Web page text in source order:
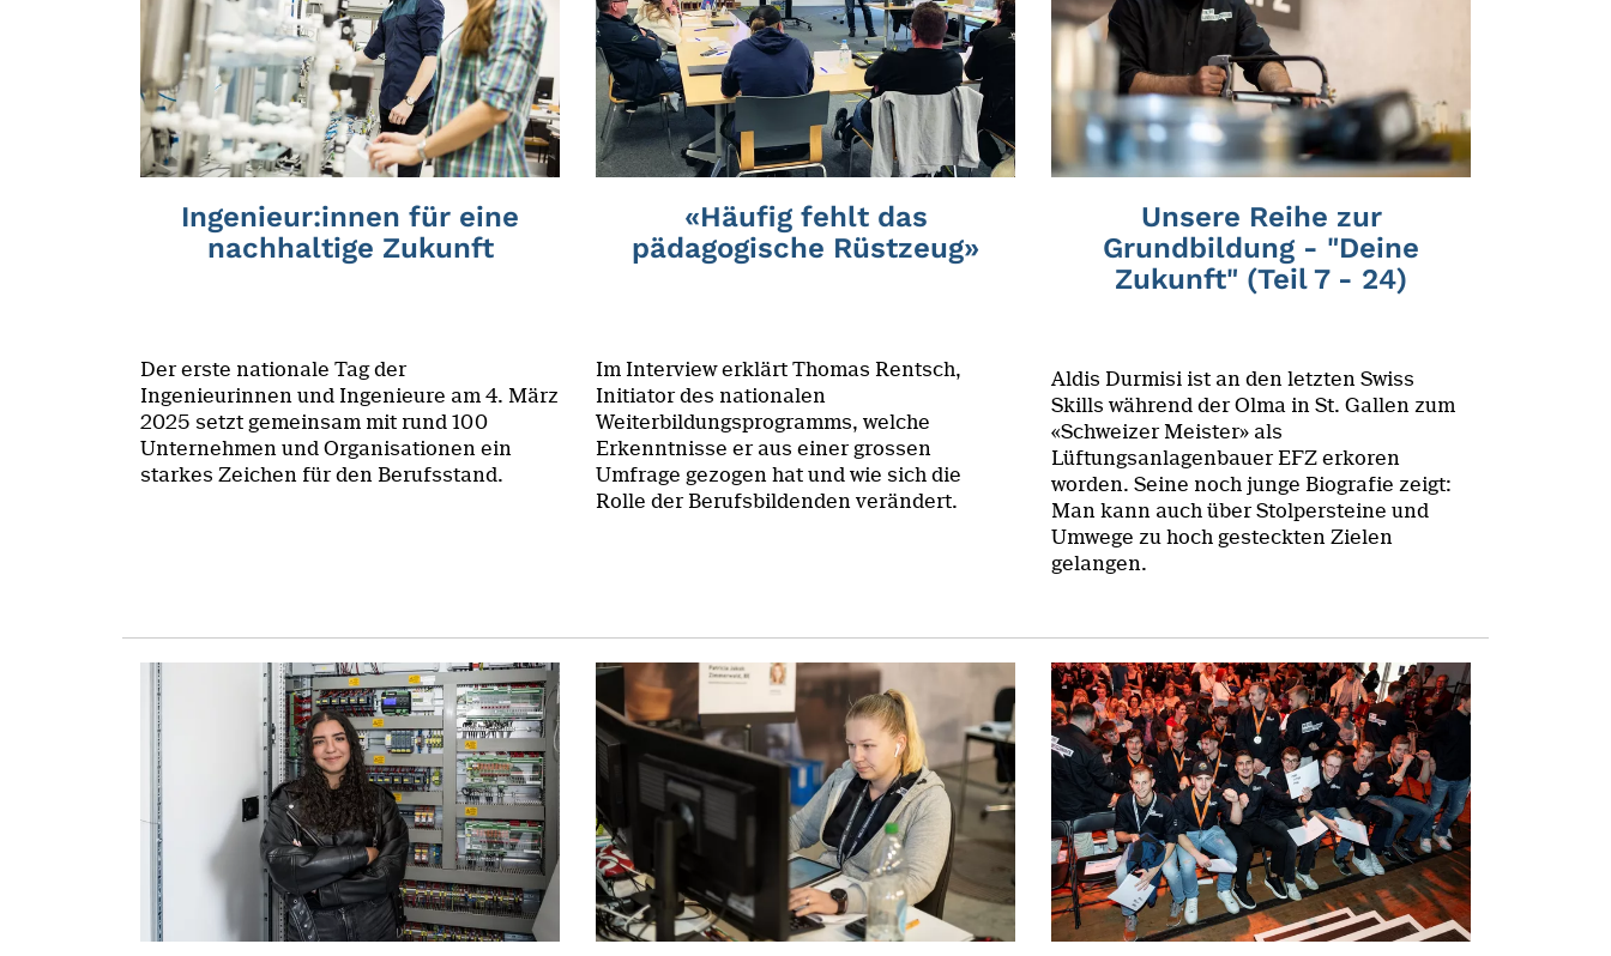
Ingenieur:innen für eine
nachhaltige Zukunft
Der erste nationale Tag der
Ingenieurinnen und Ingenieure am 4. März
2025 setzt gemeinsam mit rund 100
Unternehmen und Organisationen ein
starkes Zeichen für den Berufsstand.
«Häufig fehlt das
pädagogische Rüstzeug»
Im Interview erklärt Thomas Rentsch,
Initiator des nationalen
Weiterbildungsprogramms, welche
Erkenntnisse er aus einer grossen
Umfrage gezogen hat und wie sich die
Rolle der Berufsbildenden verändert.
Unsere Reihe zur
Grundbildung - "Deine
Zukunft" (Teil 7 - 24)
Aldis Durmisi ist an den letzten Swiss
Skills während der Olma in St. Gallen zum
«Schweizer Meister» als
Lüftungsanlagenbauer EFZ erkoren
worden. Seine noch junge Biografie zeigt:
Man kann auch über Stolpersteine und
Umwege zu hoch gesteckten Zielen
gelangen.